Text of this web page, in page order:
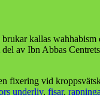
kallas
av Ibn Abbas
fixering vid
underliv, fisar,